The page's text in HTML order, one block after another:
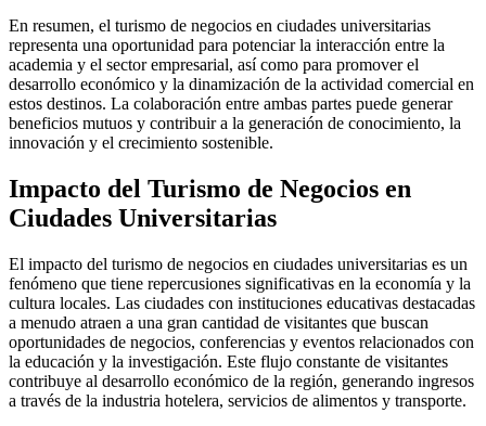
En resumen, el turismo de negocios en ciudades universitarias
representa una oportunidad para potenciar la interacción entre la
academia y el sector empresarial, así como para promover el
desarrollo económico y la dinamización de la actividad comercial en
estos destinos. La colaboración entre ambas partes puede generar
beneficios mutuos y contribuir a la generación de conocimiento, la
innovación y el crecimiento sostenible.
Impacto del Turismo de Negocios en
Ciudades Universitarias
El impacto del turismo de negocios en ciudades universitarias es un
fenómeno que tiene repercusiones significativas en la economía y la
cultura locales. Las ciudades con instituciones educativas destacadas
a menudo atraen a una gran cantidad de visitantes que buscan
oportunidades de negocios, conferencias y eventos relacionados con
la educación y la investigación. Este flujo constante de visitantes
contribuye al desarrollo económico de la región, generando ingresos
a través de la industria hotelera, servicios de alimentos y transporte.